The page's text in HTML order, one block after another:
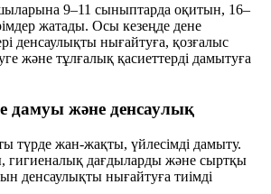
9–11 сыныптарда оқитын, 16–
жатады. Осы кезеңде дене
денсаулықты нығайтуға, қозғалыс
және тұлғалық қасиеттерді дамытуға
дамуы және денсаулық
түрде жан-жақты, үйлесімді дамыту.
гигиеналық дағдыларды және сыртқы
денсаулықты нығайтуға тиімді